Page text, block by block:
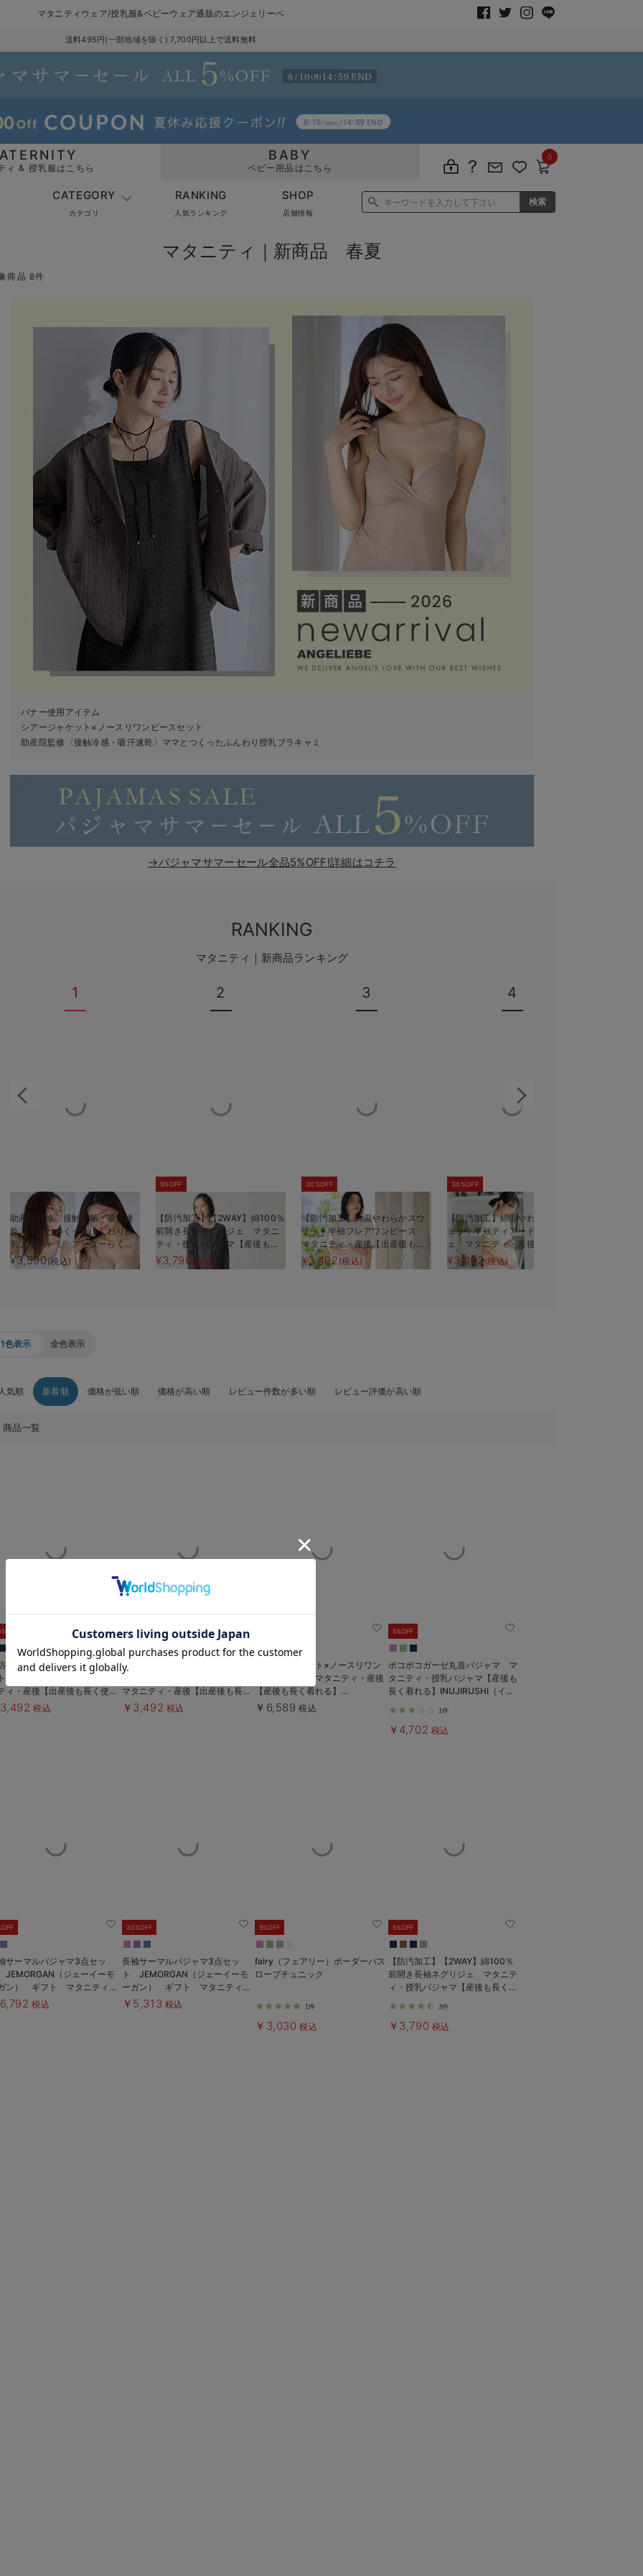
マタニティウェア/授乳服&ベビーウェア通販のエンジェリーベ
送料495円(一部地域を除く) 7,700円以上で送料無料
ィ & 授乳服はこちら
BABY
ベビー用品はこちら
0
CATEGORY
カテゴリ
RANKING
人気ランキング
SHOP
店舗情報
マタニティ｜新商品 春夏
商品 8件
バナー使用アイテム
シアージャケット×ノースリワンピースセット
助産院監修〈接触冷感・吸汗速乾〉ママとつくったふんわり授乳ブラキャミ
→パジャマサマーセール全品5%OFF!詳細はコチラ
RANKING
マタニティ｜新商品ランキング
1
助産院監修〈接触冷感・吸汗速
乾〉ママとつくったふんわり授
乳ブラキャミ アンダーらくら
くタイプ
¥3,590(税込)
2
5%OFF
【防汚加工】【2WAY】綿100％
前開き長袖ネグリジェ マタニ
ティ・授乳パジャマ【産後も長
く着れる】
¥3,790 (税込)
3
30%OFF
【防汚加工】綿混やわらかスウ
ェット半袖フレアワンピース
マタニティ・産後【出産後も長
く使える】
¥3,492 (税込)
4
30%OFF
【防汚加工】綿混やわらかスウ
ェット半袖ティアードネグリジ
ェ マタニティ・産後【出産後
も長く使える】
¥3,492(税込)
1色表示 全色表示
人気順 新着順 価格が低い順 価格が高い順 レビュー件数が多い順 レビュー評価が高い順
商品一覧
防汚加工】綿混やわらかスウェ
半袖フレアワンピース マタ
ィ・産後【出産後も長く使え
税込
30%OFF
【防汚加工】綿混やわらかスウェ
マタニティ・産後【出産後も長く
使える】
￥3,492 税込
シアージャケット×ノースリワン
ピースセット マタニティ・産後
【産後も長く着れる】
Rosemadame（ローズマダム）
￥6,589 税込
5%OFF
ポコポコガーゼ丸首パジャマ マ
タニティ・授乳パジャマ【産後も
長く着れる】INUJIRUSHI（イヌ
1件
￥4,702 税込
サーマルパジャマ3点セッ
JEMORGAN（ジェーイーモ
ン） ギフト マタニティ・
【出産後も長く使える】
税込
30%OFF
長袖サーマルパジャマ3点セッ
ト JEMORGAN（ジェーイーモ
ーガン） ギフト マタニティ・
産後【出産後も長く使える】
￥5,313 税込
5%OFF
fairy（フェアリー）ボーダーバス
ローブチュニック
1件
￥3,030 税込
5%OFF
【防汚加工】【2WAY】綿100％
前開き長袖ネグリジェ マタニテ
ィ・授乳パジャマ【産後も長く着
3件
￥3,790 税込
お気に入り商品を確認する